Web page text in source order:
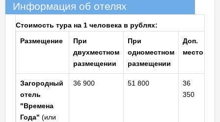
Информация об отелях
Стоимость тура на 1 человека в рублях:
Размещение
При
двухместном
размещении
При
одноместном
размещении
Доп.
место
Загородный
отель
"Времена
Года" (или
36 900 51 800
36
350